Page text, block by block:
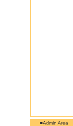
■Admin Area